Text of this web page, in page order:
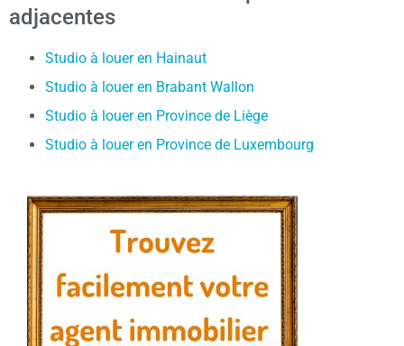
adjacentes
Studio à louer en Hainaut
Studio à louer en Brabant Wallon
Studio à louer en Province de Liège
Studio à louer en Province de Luxembourg